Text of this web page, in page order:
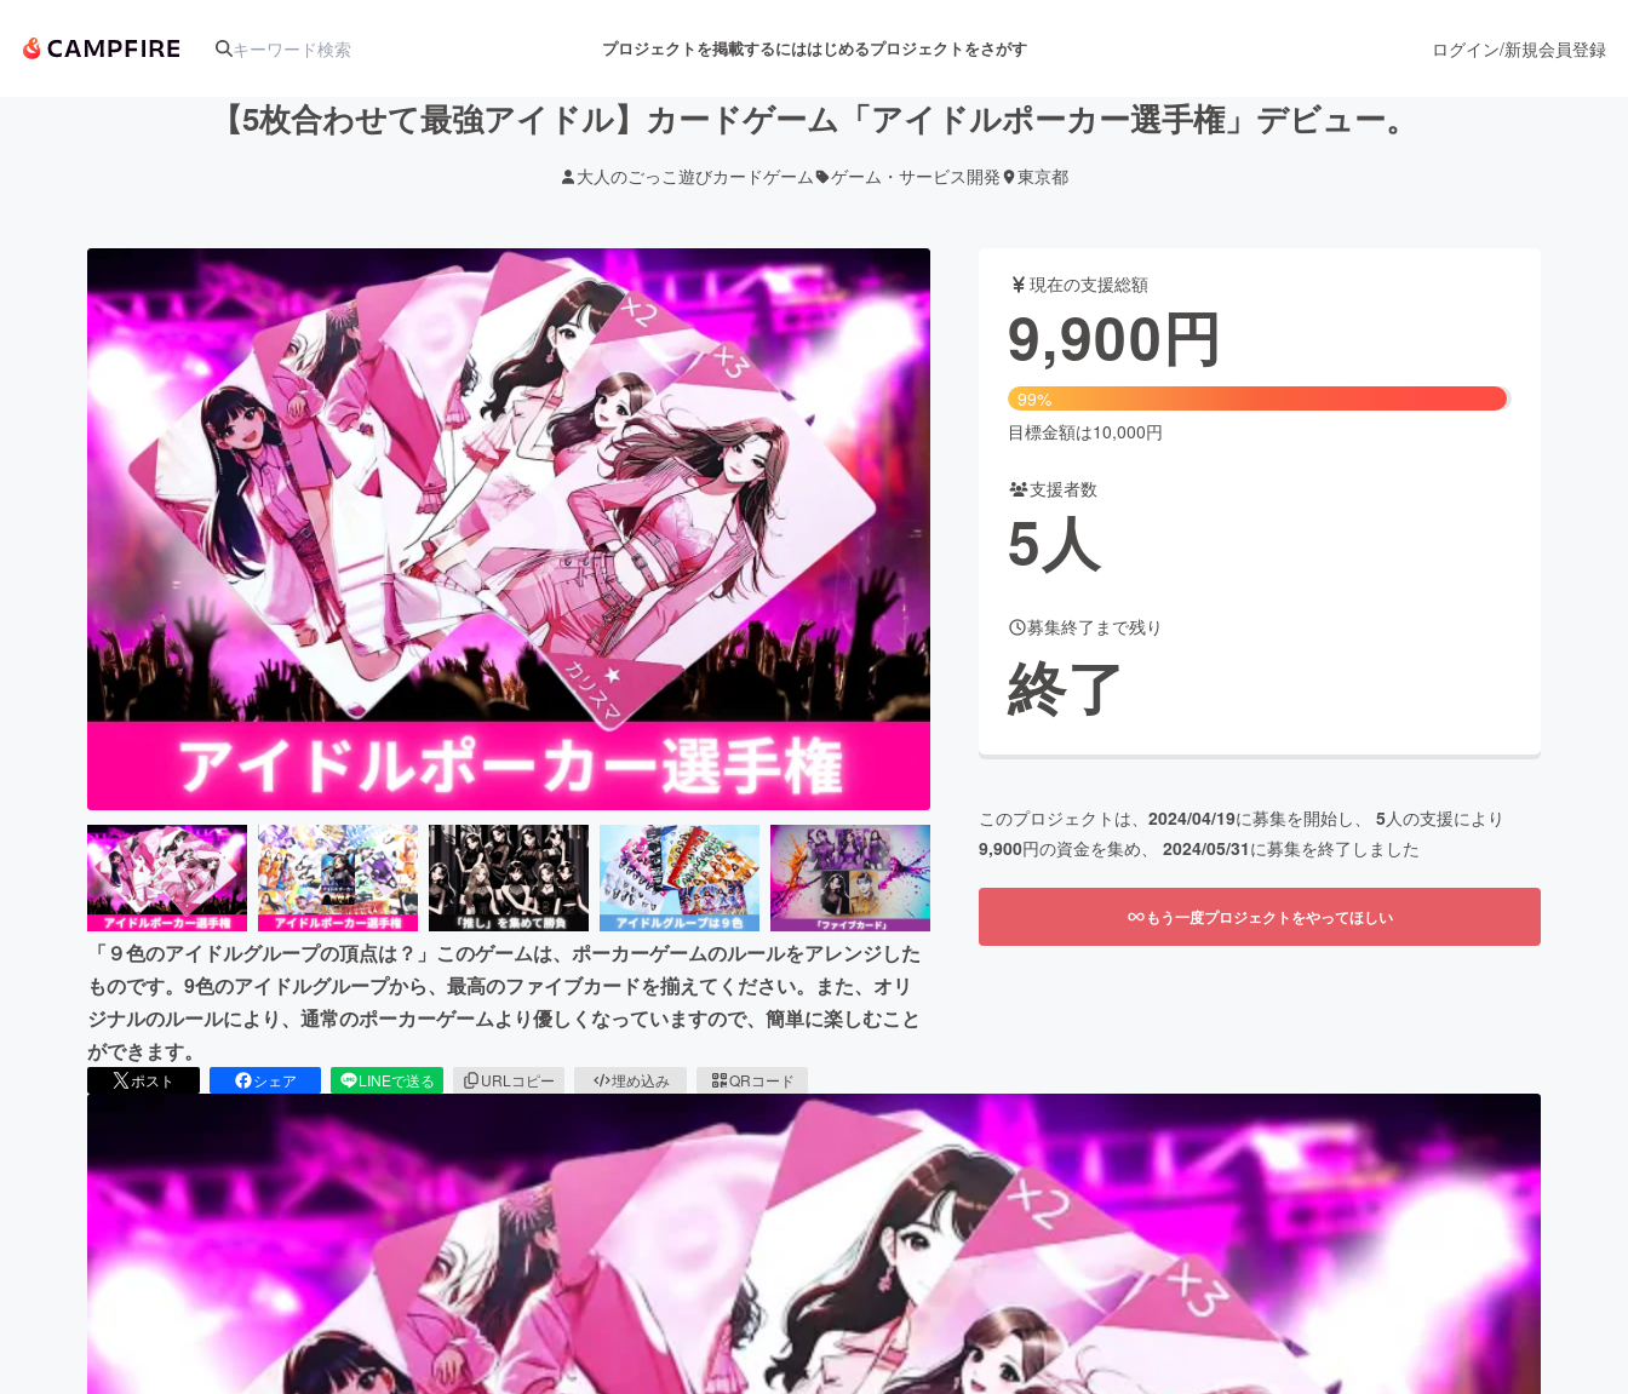
プロジェクトを掲載するにははじめるプロジェクトをさがす
アート・写真 音楽 舞台・パフォーマンス
テクノロジー・ガジェット ゲーム・サービス開発 フード・飲食店
映像・映画 書籍・雑誌出版 アニメ・漫画
ビジネス・起業 チャレンジ ビューティー・ヘルスケア
まちづくり・地域活性化
CAMPFIRE for Social Good CAMPFIRE Creation
CAMPFIREふるさと納税
machi-ya コミュニティ
ログイン/新規会員登録
【5枚合わせて最強アイドル】カードゲーム「アイドルポーカー選手権」デビュー。
大人のごっこ遊びカードゲーム ゲーム・サービス開発 東京都
「９色のアイドルグループの頂点は？」このゲームは、ポーカーゲームのルールをアレンジした
ものです。9色のアイドルグループから、最高のファイブカードを揃えてください。また、オリ
ジナルのルールにより、通常のポーカーゲームより優しくなっていますので、簡単に楽しむこと
ができます。
ポスト シェア LINEで送る URLコピー 埋め込み QRコード
現在の支援総額
9,900円
99%
目標金額は10,000円
支援者数
5人
募集終了まで残り
終了
このプロジェクトは、 2024/04/19に募集を開始し、 5人の支援により
9,900円の資金を集め、 2024/05/31に募集を終了しました
もう一度プロジェクトをやってほしい